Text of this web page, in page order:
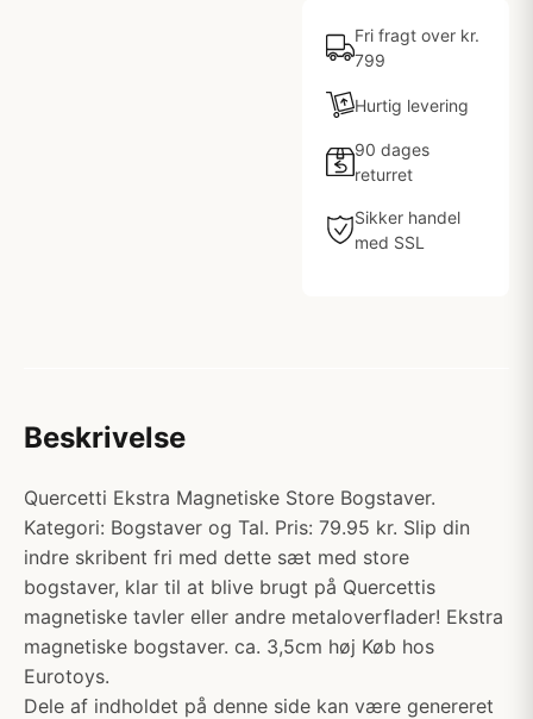
Fri fragt over kr.
799
Hurtig levering
90 dages
returret
Sikker handel
med SSL
Beskrivelse
Quercetti Ekstra Magnetiske Store Bogstaver.
Kategori: Bogstaver og Tal. Pris: 79.95 kr. Slip din
indre skribent fri med dette sæt med store
bogstaver, klar til at blive brugt på Quercettis
magnetiske tavler eller andre metaloverflader! Ekstra
magnetiske bogstaver. ca. 3,5cm høj Køb hos
Eurotoys.
Dele af indholdet på denne side kan være genereret